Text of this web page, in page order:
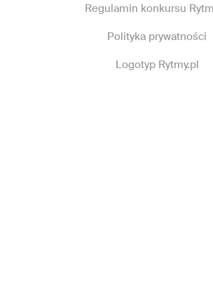
Regulamin konkursu
Polityka prywatności
Logotyp Rytmy.pl